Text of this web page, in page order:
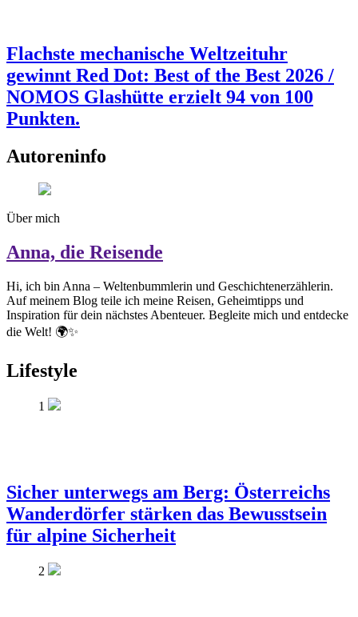
Flachste mechanische Weltzeituhr
gewinnt Red Dot: Best of the Best 2026 /
NOMOS Glashütte erzielt 94 von 100
Punkten.
Autoreninfo
Über mich
Anna, die Reisende
Hi, ich bin Anna – Weltenbummlerin und Geschichtenerzählerin.
Auf meinem Blog teile ich meine Reisen, Geheimtipps und
Inspiration für dein nächstes Abenteuer. Begleite mich und entdecke
die Welt! 🌍✨
Lifestyle
1
Sicher unterwegs am Berg: Österreichs
Wanderdörfer stärken das Bewusstsein
für alpine Sicherheit
2